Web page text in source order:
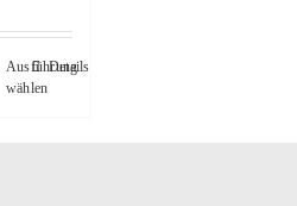
Ausführung
wählen
Dieses
Produkt
Details